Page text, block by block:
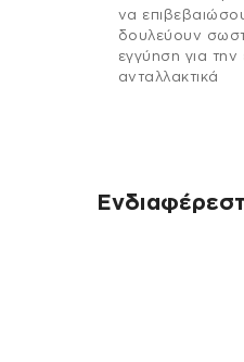
να
δουλεύουν
εγγύηση για την
ανταλλακτικά